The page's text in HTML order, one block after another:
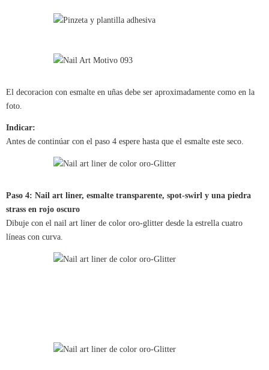
El decoracion con esmalte en uñas debe ser aproximadamente como en la
foto.
Indicar:
Antes de continúar con el paso 4 espere hasta que el esmalte este seco.
Paso 4: Nail art liner, esmalte transparente, spot-swirl y una piedra
strass en rojo oscuro
Dibuje con el nail art liner de color oro-glitter desde la estrella cuatro
líneas con curva.